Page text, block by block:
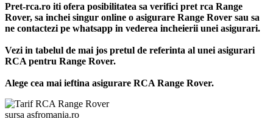
Pret-rca.ro iti ofera posibilitatea sa verifici pret rca Range
Rover, sa inchei singur online o asigurare Range Rover sau sa
ne contactezi pe whatsapp in vederea incheierii unei asigurari.
Vezi in tabelul de mai jos pretul de referinta al unei asigurari
RCA pentru Range Rover.
Alege cea mai ieftina asigurare RCA Range Rover.
sursa asfromania.ro